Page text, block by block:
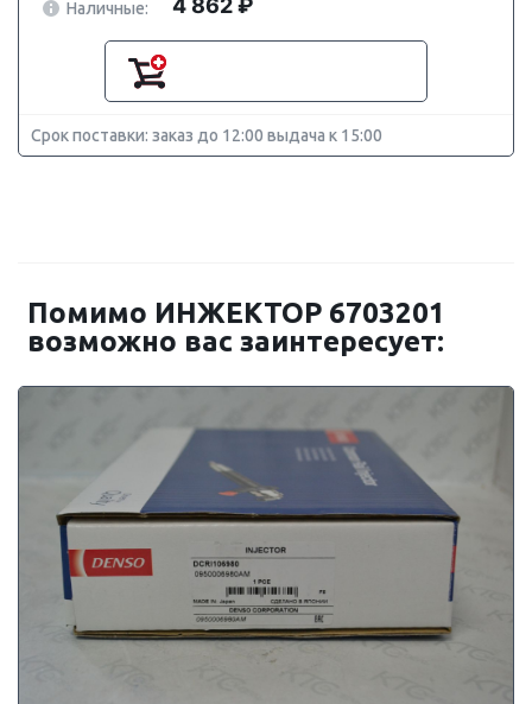
Наличные:
4 862 ₽
Срок поставки: заказ до 12:00 выдача к 15:00
Помимо ИНЖЕКТОР 6703201
возможно вас заинтересует: